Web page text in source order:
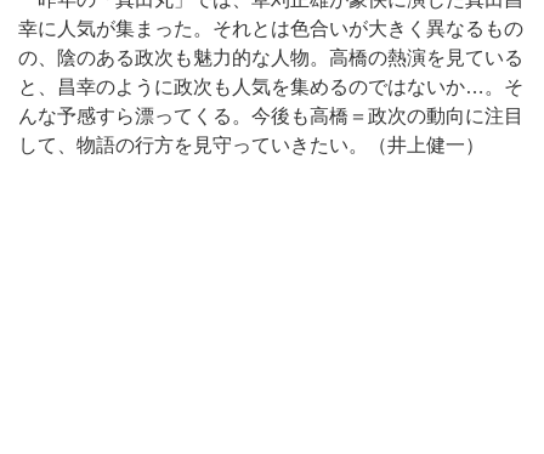
幸に人気が集まった。それとは色合いが大きく異なるもの
の、陰のある政次も魅力的な人物。高橋の熱演を見ている
と、昌幸のように政次も人気を集めるのではないか…。そ
んな予感すら漂ってくる。今後も高橋＝政次の動向に注目
して、物語の行方を見守っていきたい。（井上健一）